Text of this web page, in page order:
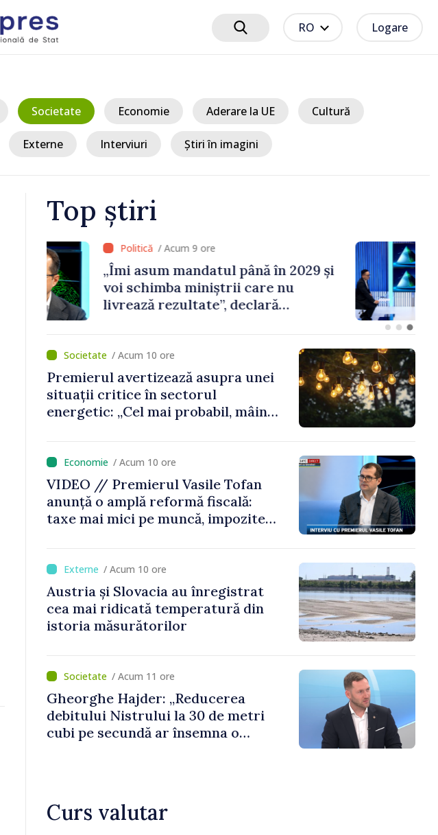
RO Logare
Societate Economie Aderare la UE Cultură
Externe Interviuri Știri în imagini
Top știri
/ Acum 9 ore
„Îmi asum mandatul până în 2029 și
voi schimba miniștrii care nu
livrează rezultate”, declară
premierul Vasile Tofan
/ Acum 10 ore
Premierul avertizează asupra unei
situații critice în sectorul
energetic: „Cel mai probabil, mâine
/ Acum 10 ore
VIDEO // Premierul Vasile Tofan
anunță o amplă reformă fiscală:
taxe mai mici pe muncă, impozite
/ Acum 10 ore
Austria și Slovacia au înregistrat
cea mai ridicată temperatură din
istoria măsurătorilor
/ Acum 11 ore
Gheorghe Hajder: „Reducerea
debitului Nistrului la 30 de metri
cubi pe secundă ar însemna o
Curs valutar